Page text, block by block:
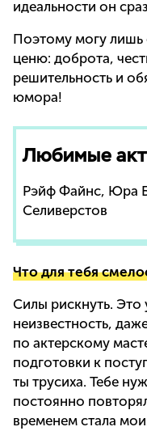
идеальности он
Поэтому могу лишь
ценю: доброта,
решительность и
юмора!
Любимые
Рэйф Файнс, Юра
Селиверстов
Что для тебя
Силы рискнуть. Это
неизвестность,
по актерскому
подготовки к
ты трусиха. Тебе
постоянно
временем стала